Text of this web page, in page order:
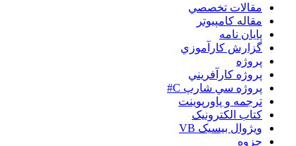
مقالات تخصصي
مقاله کامپیوتر
پایان نامه
گزارش کارآموزي
پروژه
پروژه کارآفريني
پروژه سي شارپ C#
ترجمه و پاورپوينت
کتاب الکترونيک
ويژوال بيسيک VB
جزوه